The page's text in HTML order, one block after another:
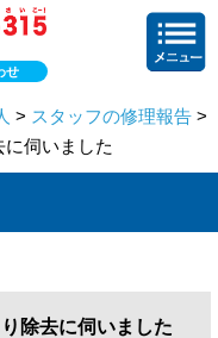
せ
> スタッフの修理報告 >
伺いました
除去に伺いました